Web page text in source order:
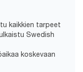
kaikkien tarpeet
Swedish
koskevaan